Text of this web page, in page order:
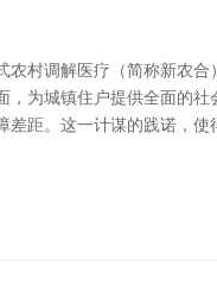
村调解医疗（简称新农合
为城镇住户提供全面的
距。这一计谋的践诺，使